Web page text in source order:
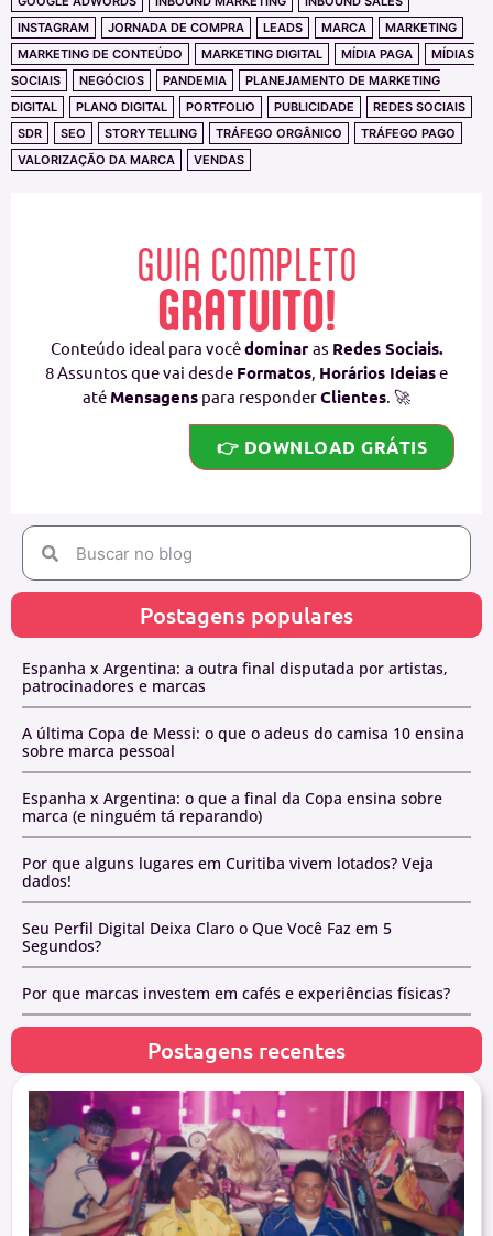
INSTAGRAM
JORNADA DE COMPRA LEADS MARCA
MARKETING
MARKETING DE CONTEÚDO
MARKETING DIGITAL MÍDIA PAGA
MÍDIAS
SOCIAIS
NEGÓCIOS PANDEMIA
PLANEJAMENTO DE MARKETING
DIGITAL
PLANO DIGITAL PORTFOLIO PUBLICIDADE
REDES SOCIAIS
SDR
SEO STORYTELLING TRÁFEGO ORGÂNICO
TRÁFEGO PAGO
VALORIZAÇÃO DA MARCA
VENDAS
GUIA COMPLETO
GRATUITO!
Conteúdo ideal para vocêdominar as Redes Sociais.
8 Assuntos que vai desde Formatos Horários Ideiase
até Mensagens para responderClientes . 🚀
👉 DOWNLOAD GRÁTIS
Postagens populares
Espanha x Argentina: a outra final disputada por artistas,
patrocinadores e marcas
A última Copa de Messi: o que o adeus do camisa 10 ensina
sobre marca pessoal
Espanha x Argentina: o que a final da Copa ensina sobre
marca (e ninguém tá reparando)
Por que alguns lugares em Curitiba vivem lotados? Veja
dados!
Seu Perfil Digital Deixa Claro o Que Você Faz em 5
Segundos?
Por que marcas investem em cafés e experiências físicas?
Postagens recentes